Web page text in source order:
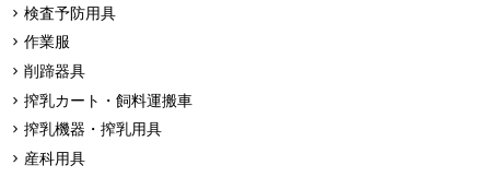
検査予防用具
作業服
削蹄器具
搾乳カート・飼料運搬車
搾乳機器・搾乳用具
産科用具